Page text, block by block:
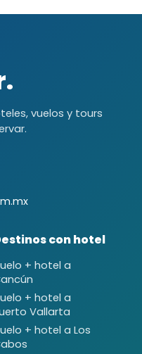
vuelos y tours
con hotel
+ hotel a
+ hotel a
Vallarta
+ hotel a Los